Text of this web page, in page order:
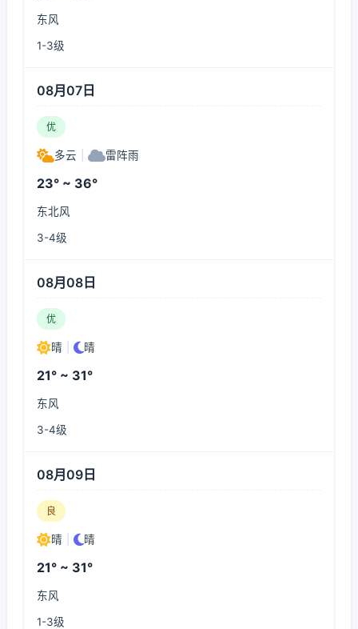
东风
1-3级
08月07日
优
多云 雷阵雨
23° ~ 36°
东北风
3-4级
08月08日
优
晴 晴
21° ~ 31°
东风
3-4级
08月09日
良
晴 晴
21° ~ 31°
东风
1-3级